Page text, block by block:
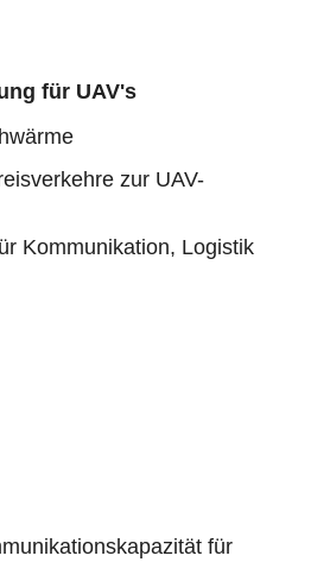
für UAV's
zur UAV-
Kommunikation, Logistik
für